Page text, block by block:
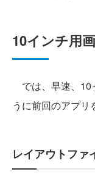
10インチ用
では、早速、10
うに前回のアプリ
レイアウトファ